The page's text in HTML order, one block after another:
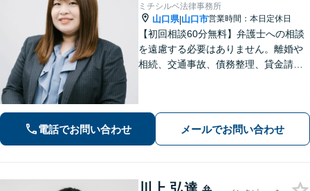
ミチシルベ法律事務所
山口県|山口市営業時間：本日定休日
【初回相談60分無料】弁護士への相談
を遠慮する必要はありません。離婚や
相続、交通事故、債務整理、貸金請求
とを心がけています。お気軽にご相談
ください。
電話でお問い合わせ メールでお問い合わせ